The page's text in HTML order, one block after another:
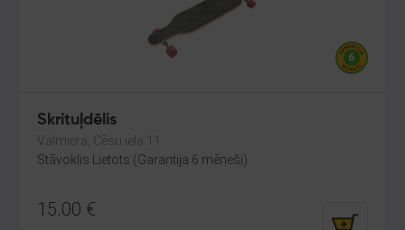
Skrituļdēlis
Valmiera, Cēsu iela 11
Stāvoklis Lietots (Garantija 6 mēneši)
15.00 €